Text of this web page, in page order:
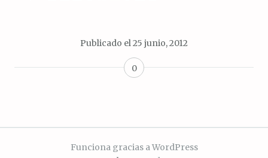
Publicado el25 junio, 2012
0
Funciona gracias a WordPress